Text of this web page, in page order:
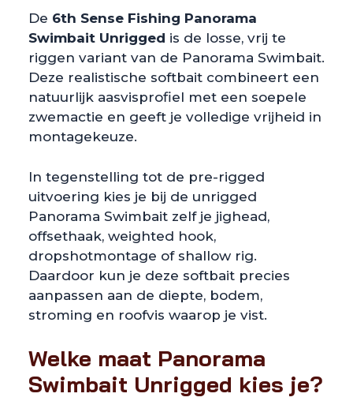
De 6th Sense Fishing Panorama
Swimbait Unrigged is de losse, vrij te
riggen variant van de Panorama Swimbait.
Deze realistische softbait combineert een
natuurlijk aasvisprofiel met een soepele
zwemactie en geeft je volledige vrijheid in
montagekeuze.
In tegenstelling tot de pre-rigged
uitvoering kies je bij de unrigged
Panorama Swimbait zelf je jighead,
offsethaak, weighted hook,
dropshotmontage of shallow rig.
Daardoor kun je deze softbait precies
aanpassen aan de diepte, bodem,
stroming en roofvis waarop je vist.
Welke maat Panorama
Swimbait Unrigged kies je?